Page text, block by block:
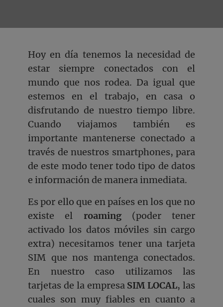
Hoy en día tenemos la necesidad de
estar siempre conectados con el
mundo que nos rodea. Da igual que
estemos en el trabajo, en casa o
disfrutando de nuestro tiempo libre.
Cuando viajamos también es
importante mantenerse conectado a
través de nuestros smartphones, para
de este modo tener todo tipo de datos
e información de manera inmediata.
Es por ello que en países en los que no
existe el roaming (poder tener
activado los datos móviles sin cargo
extra) necesitamos tener una tarjeta
SIM que nos mantenga conectados.
En nuestro caso utilizamos las
tarjetas de la empresa SIM LOCAL, las
cuales son muy fiables en cuanto a